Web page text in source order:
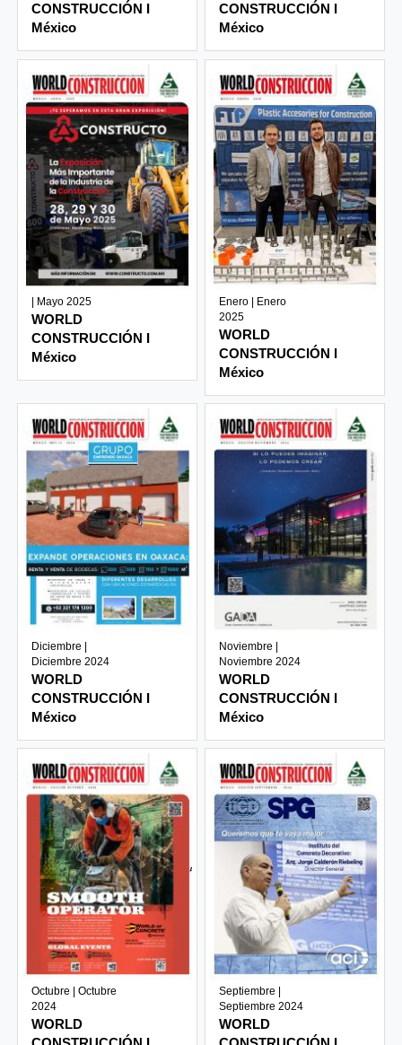
CONSTRUCCIÓN I
México
CONSTRUCCIÓN I
México
| Mayo 2025
WORLD
CONSTRUCCIÓN I
México
Enero | Enero
2025
WORLD
CONSTRUCCIÓN I
México
Diciembre |
Diciembre 2024
WORLD
CONSTRUCCIÓN I
México
Noviembre |
Noviembre 2024
WORLD
CONSTRUCCIÓN I
México
Octubre | Octubre
2024
WORLD
Septiembre |
Septiembre 2024
WORLD